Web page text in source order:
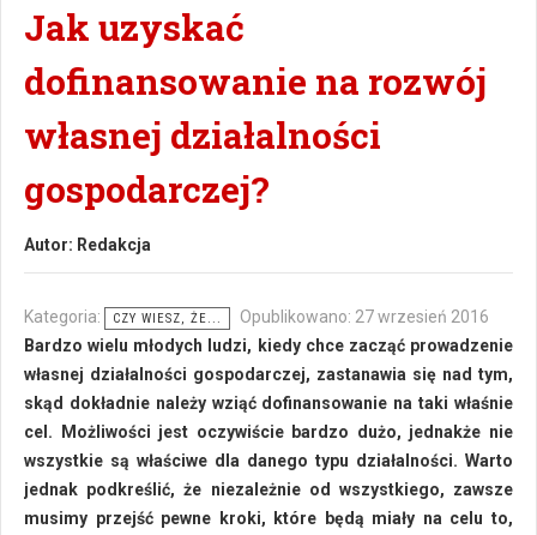
Jak uzyskać
dofinansowanie na rozwój
własnej działalności
gospodarczej?
Autor: Redakcja
Kategoria: CZY WIESZ, ŻE...
Opublikowano: 27 wrzesień 2016
Bardzo wielu młodych ludzi, kiedy chce zacząć prowadzenie
własnej działalności gospodarczej, zastanawia się nad tym,
skąd dokładnie należy wziąć dofinansowanie na taki właśnie
cel. Możliwości jest oczywiście bardzo dużo, jednakże nie
wszystkie są właściwe dla danego typu działalności. Warto
jednak podkreślić, że niezależnie od wszystkiego, zawsze
musimy przejść pewne kroki, które będą miały na celu to,